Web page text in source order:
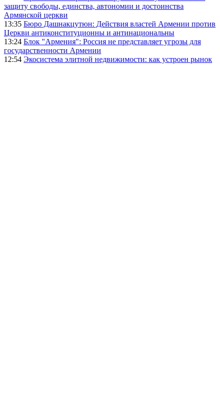
защиту свободы, единства, автономии и достоинства
Армянской церкви
13:35 Бюро Дашнакцутюн: Действия властей Армении против
Церкви антиконституционны и антинациональны
13:24 Блок "Армения": Россия не представляет угрозы для
государственности Армении
12:54 Экосистема элитной недвижимости: как устроен рынок